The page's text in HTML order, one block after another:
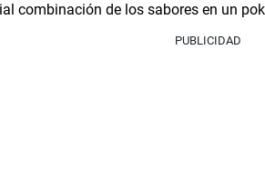
combinación de los sabores en un
PUBLICIDAD